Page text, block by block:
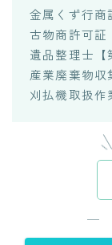
金属くず行商
古物商許可証
遺品整理士【
産業廃棄物収
刈払機取扱作